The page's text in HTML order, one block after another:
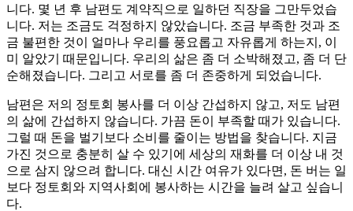
니다. 몇 년 후 남편도 계약직으로 일하던 직장을 그만두었습
니다. 저는 조금도 걱정하지 않았습니다. 조금 부족한 것과 조
금 불편한 것이 얼마나 우리를 풍요롭고 자유롭게 하는지, 이
미 알았기 때문입니다. 우리의 삶은 좀 더 소박해졌고, 좀 더 단
순해졌습니다. 그리고 서로를 좀 더 존중하게 되었습니다.
남편은 저의 정토회 봉사를 더 이상 간섭하지 않고, 저도 남편
의 삶에 간섭하지 않습니다. 가끔 돈이 부족할 때가 있습니다.
그럴 때 돈을 벌기보다 소비를 줄이는 방법을 찾습니다. 지금
가진 것으로 충분히 살 수 있기에 세상의 재화를 더 이상 내 것
으로 삼지 않으려 합니다. 대신 시간 여유가 있다면, 돈 버는 일
보다 정토회와 지역사회에 봉사하는 시간을 늘려 살고 싶습니
다.